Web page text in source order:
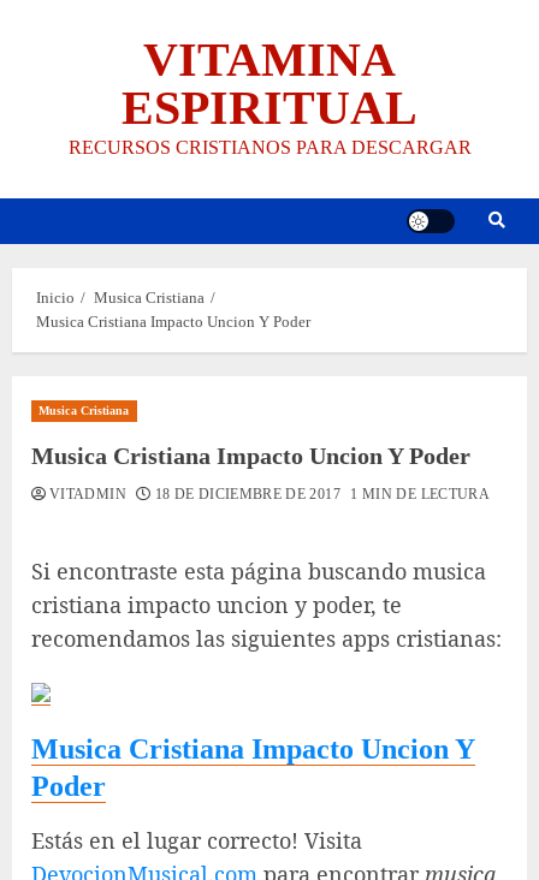
VITAMINA
ESPIRITUAL
RECURSOS CRISTIANOS PARA DESCARGAR
Inicio
Musica Cristiana
Musica Cristiana Impacto Uncion Y Poder
Musica Cristiana
Musica Cristiana Impacto Uncion Y Poder
VITADMIN 18 DE DICIEMBRE DE 2017 1 MIN DE LECTURA
Si encontraste esta página buscando musica
cristiana impacto uncion y poder, te
recomendamos las siguientes apps cristianas:
Musica Cristiana Impacto Uncion Y
Poder
Estás en el lugar correcto! Visita
DevocionMusical.com para encontrar musica